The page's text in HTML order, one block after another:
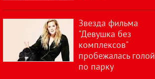
Звезда фильма
"Девушка без
комплексов"
пробежалась голой
по парку